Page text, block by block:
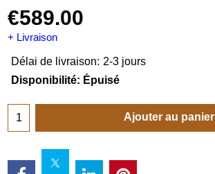
€589.00
+ Livraison
Délai de livraison: 2-3 jours
Disponibilité: Épuisé
Ajouter au panier